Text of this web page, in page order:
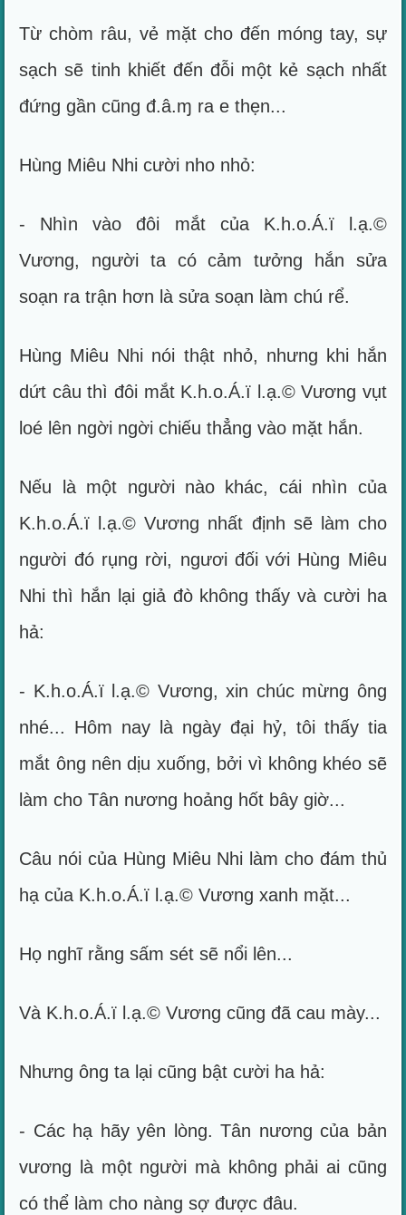
Từ chòm râu, vẻ mặt cho đến móng tay, sự
sạch sẽ tinh khiết đến đỗi một kẻ sạch nhất
đứng gần cũng đ.â.ɱ ra e thẹn...
Hùng Miêu Nhi cười nho nhỏ:
- Nhìn vào đôi mắt của K.h.o.Á.ï l.ạ.©
Vương, người ta có cảm tưởng hắn sửa
soạn ra trận hơn là sửa soạn làm chú rể.
Hùng Miêu Nhi nói thật nhỏ, nhưng khi hắn
dứt câu thì đôi mắt K.h.o.Á.ï l.ạ.© Vương vụt
loé lên ngời ngời chiếu thẳng vào mặt hắn.
Nếu là một người nào khác, cái nhìn của
K.h.o.Á.ï l.ạ.© Vương nhất định sẽ làm cho
người đó rụng rời, ngươi đối với Hùng Miêu
Nhi thì hắn lại giả đò không thấy và cười ha
hả:
- K.h.o.Á.ï l.ạ.© Vương, xin chúc mừng ông
nhé... Hôm nay là ngày đại hỷ, tôi thấy tia
mắt ông nên dịu xuống, bởi vì không khéo sẽ
làm cho Tân nương hoảng hốt bây giờ...
Câu nói của Hùng Miêu Nhi làm cho đám thủ
hạ của K.h.o.Á.ï l.ạ.© Vương xanh mặt...
Họ nghĩ rằng sấm sét sẽ nổi lên...
Và K.h.o.Á.ï l.ạ.© Vương cũng đã cau mày...
Nhưng ông ta lại cũng bật cười ha hả:
- Các hạ hãy yên lòng. Tân nương của bản
vương là một người mà không phải ai cũng
có thể làm cho nàng sợ được đâu.